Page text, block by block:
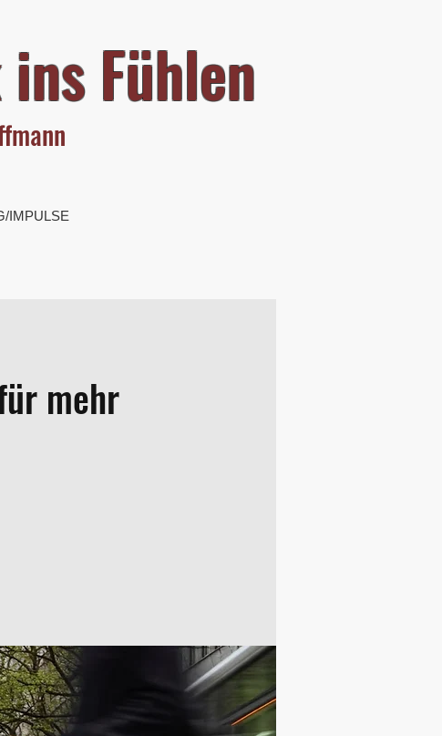
Fühlen
IMPULSE
mehr